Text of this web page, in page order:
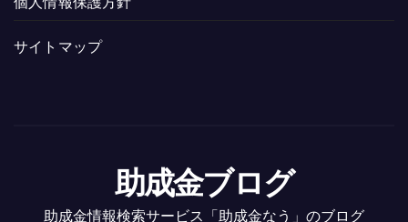
サイトマップ
助成金ブログ
助成金情報検索サービス「助成金なう」のブログ